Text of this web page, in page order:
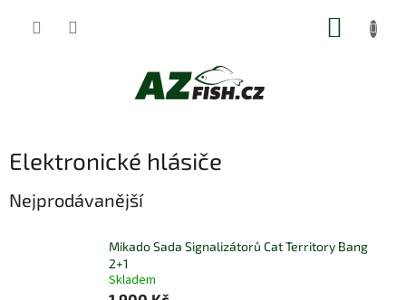
Elektronické hlásiče
Nejprodávanější
Mikado Sada Signalizátorů Cat Territory Bang
2+1
Skladem